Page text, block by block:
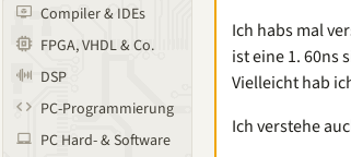
Compiler & IDEs
FPGA, VHDL & Co.
DSP
PC-Programmierung
PC Hard- & Software
Ich habs mal
ist eine 1. 60ns
Vielleicht hab
Ich verstehe